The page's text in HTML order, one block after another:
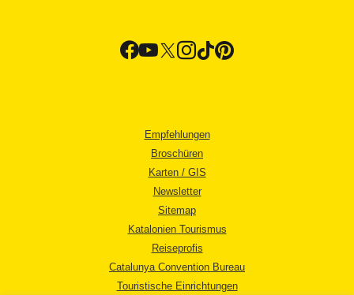
Empfehlungen
Broschüren
Karten / GIS
Newsletter
Sitemap
Katalonien Tourismus
Reiseprofis
Catalunya Convention Bureau
Touristische Einrichtungen